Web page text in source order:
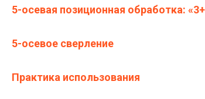
5-осевая позиционная обработка:
5-осевое сверление
Практика использования